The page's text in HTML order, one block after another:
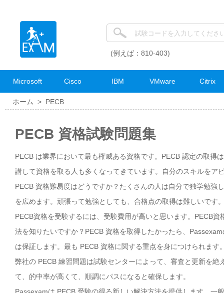
(例えば：810-403)
Microsoft Cisco IBM VMware Citrix
ホーム > PECB
PECB 資格試験問題集
PECB は業界において最も権威ある資格です。PECB 認定の取得
講して資格を取る人も多くなってきています。自分のスキルをア
PECB 資格難易度はどうですか？たくさんの人は自分で独学勉強
を広めます。頑張って勉強としても、合格点の取得は難しいで
PECB資格を受験するには、受験費用が高いと思います。PECB
法を知りたいですか？PECB 資格を取得したかったら、
は保証します。最も PECB 資格に関する重点を身につけられます
弊社の PECB 練習問題は試験センターによって、審査と更新を
て、的中率が高くて、順調にパスになると確保します。